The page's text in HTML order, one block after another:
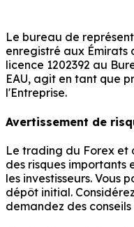
Le bureau de
enregistré aux Émirats
licence 1202392 au
EAU, agit en tant que
l'Entreprise.
Avertissement de
Le trading du Forex et
des risques importants
les investisseurs. Vous
dépôt initial.
demandez des